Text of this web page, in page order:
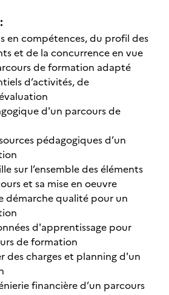
en compétences, du profil des
et de la concurrence en vue
de formation adapté
d’activités, de
d'un parcours de
pédagogiques d’un
sur l’ensemble des éléments
et sa mise en oeuvre
démarche qualité pour un
d'apprentissage pour
de formation
des charges et planning d'un
financière d’un parcours